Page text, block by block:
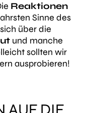
Reaktionen
Sinne des
über die
und manche
sollten wir
ausprobieren!